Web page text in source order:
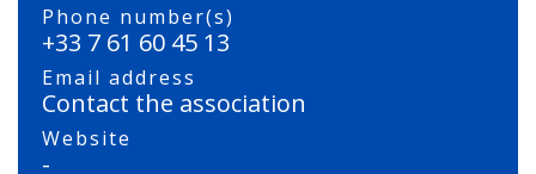
Phone number(s)
+33 7 61 60 45 13
Email address
Contact the association
Website
-